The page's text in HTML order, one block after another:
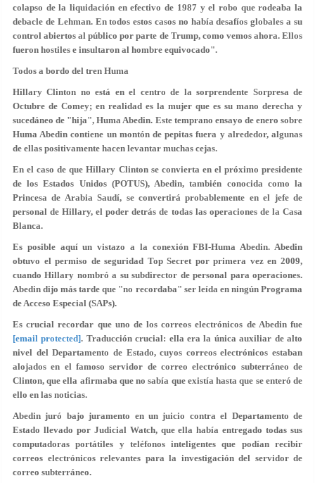
colapso de la liquidación en efectivo de 1987 y el robo que rodeaba la
debacle de Lehman. En todos estos casos no había desafíos globales a su
control abiertos al público por parte de Trump, como vemos ahora. Ellos
fueron hostiles e insultaron al hombre equivocado".
Todos a bordo del tren Huma
Hillary Clinton no está en el centro de la sorprendente Sorpresa de
Octubre de Comey; en realidad es la mujer que es su mano derecha y
sucedáneo de "hija", Huma Abedin. Este temprano ensayo de enero sobre
Huma Abedin contiene un montón de pepitas fuera y alrededor, algunas
de ellas positivamente hacen levantar muchas cejas.
En el caso de que Hillary Clinton se convierta en el próximo presidente
de los Estados Unidos (POTUS), Abedin, también conocida como la
Princesa de Arabia Saudí, se convertirá probablemente en el jefe de
personal de Hillary, el poder detrás de todas las operaciones de la Casa
Blanca.
Es posible aquí un vistazo a la conexión FBI-Huma Abedin. Abedin
obtuvo el permiso de seguridad Top Secret por primera vez en 2009,
cuando Hillary nombró a su subdirector de personal para operaciones.
Abedin dijo más tarde que "no recordaba" ser leída en ningún Programa
de Acceso Especial (SAPs).
Es crucial recordar que uno de los correos electrónicos de Abedin fue
[email protected]. Traducción crucial: ella era la única auxiliar de alto
nivel del Departamento de Estado, cuyos correos electrónicos estaban
alojados en el famoso servidor de correo electrónico subterráneo de
Clinton, que ella afirmaba que no sabía que existía hasta que se enteró de
ello en las noticias.
Abedin juró bajo juramento en un juicio contra el Departamento de
Estado llevado por Judicial Watch, que ella había entregado todas sus
computadoras portátiles y teléfonos inteligentes que podían recibir
correos electrónicos relevantes para la investigación del servidor de
correo subterráneo.